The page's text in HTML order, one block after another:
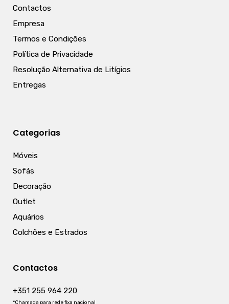
Contactos
Empresa
Termos e Condições
Política de Privacidade
Resolução Alternativa de Litígios
Entregas
Categorias
Móveis
Sofás
Decoração
Outlet
Aquários
Colchões e Estrados
Contactos
+351 255 964 220
*Chamada para rede fixa nacional